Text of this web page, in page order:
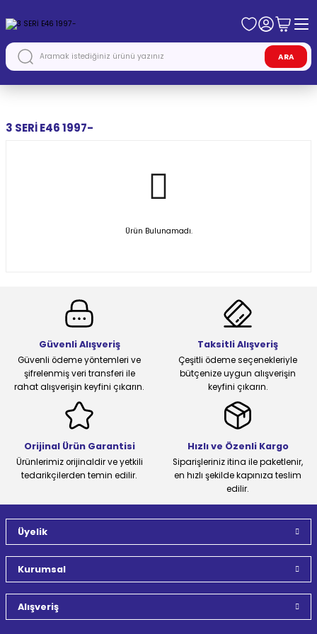
ARA
3 SERİ E46 1997-
Ürün Bulunamadı.
Güvenli Alışveriş
Güvenli ödeme yöntemleri ve
şifrelenmiş veri transferi ile
rahat alışverişin keyfini çıkarın.
Taksitli Alışveriş
Çeşitli ödeme seçenekleriyle
bütçenize uygun alışverişin
keyfini çıkarın.
Orijinal Ürün Garantisi
Ürünlerimiz orijinaldir ve yetkili
tedarikçilerden temin edilir.
Hızlı ve Özenli Kargo
Siparişleriniz itina ile paketlenir,
en hızlı şekilde kapınıza teslim
edilir.
Üyelik
Kurumsal
Alışveriş